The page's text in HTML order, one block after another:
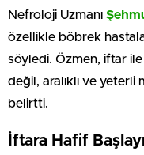
Nefroloji Uzmanı
özellikle böbrek
söyledi. Özmen, iftar
değil, aralıklı ve
belirtti.
İftara Hafif